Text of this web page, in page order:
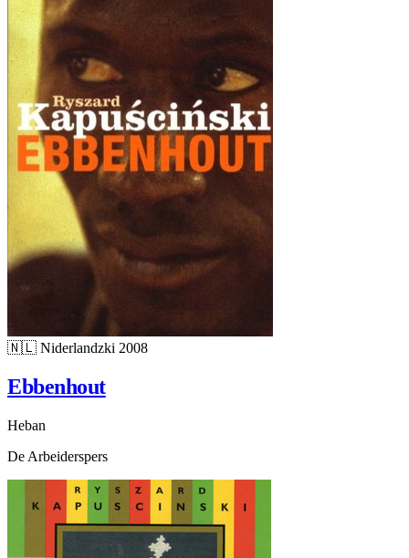
🇳🇱 Niderlandzki 2008
Ebbenhout
Heban
De Arbeiderspers